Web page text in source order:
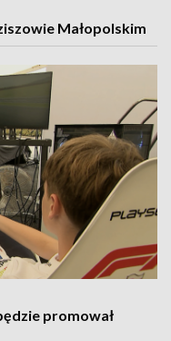
Małopolskim
promował